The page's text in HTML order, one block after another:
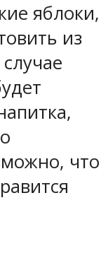
яблоки,
из
что